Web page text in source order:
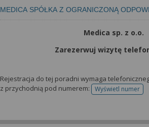
MEDICA SPÓŁKA Z OGRANICZONĄ
Medica sp. z o.o.
Zarezerwuj wizytę
Rejestracja do tej poradni wymaga
z przychodnią pod numerem:
Wyświetl numer
telefonu